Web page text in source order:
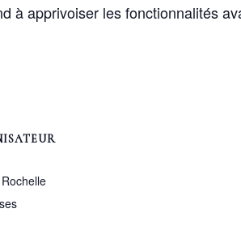
à apprivoiser les fonctionnalités